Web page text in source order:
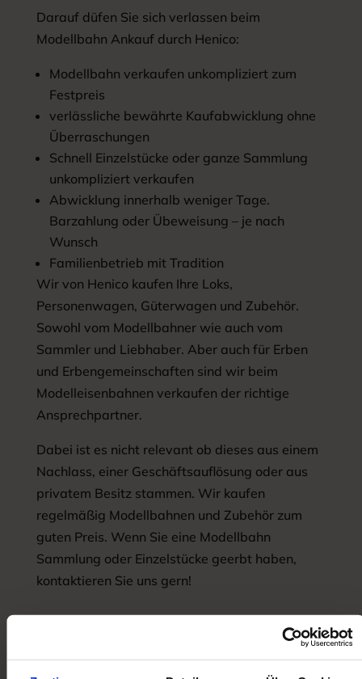
Darauf düfen Sie sich verlassen beim
Modellbahn Ankauf durch Henico:
Modellbahn verkaufen unkompliziert zum
Festpreis
verlässliche bewährte Kaufabwicklung ohne
Überraschungen
Schnell Einzelstücke oder ganze Sammlung
unkompliziert verkaufen
Abwicklung innerhalb weniger Tage.
Barzahlung oder Übeweisung – je nach
Wunsch
Familienbetrieb mit Tradition
Wir von Henico kaufen Ihre Loks,
Personenwagen, Güterwagen und Zubehör.
Sowohl vom Modellbahner wie auch vom
Sammler und Liebhaber. Aber auch für Erben
und Erbengemeinschaften sind wir beim
Modelleisenbahnen verkaufen der richtige
Ansprechpartner.
Dabei ist es nicht relevant ob dieses aus einem
Nachlass, einer Geschäftsauflösung oder aus
privatem Besitz stammen. Wir kaufen
regelmäßig Modellbahnen und Zubehör zum
guten Preis. Wenn Sie eine Modellbahn
Sammlung oder Einzelstücke geerbt haben,
kontaktieren Sie uns gern!